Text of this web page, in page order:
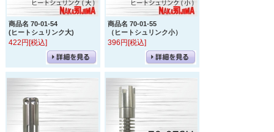
商品名 70-01-54
(ヒートシュリンク大)
422円[税込]
商品名 70-01-55
（ヒートシュリンク小）
396円[税込]